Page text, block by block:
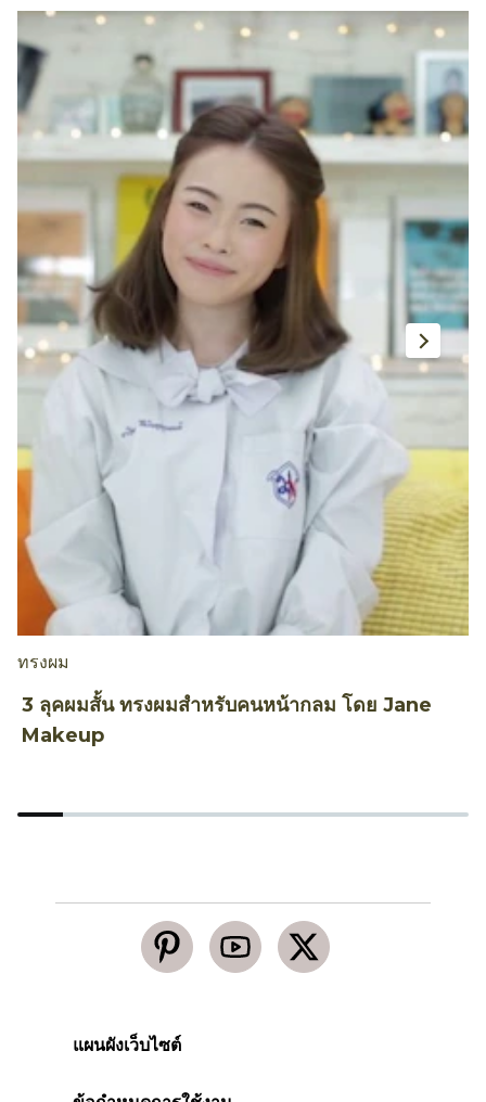
ทรงผม
3 ลุคผมสั้น ทรงผมสำหรับคนหน้ากลม โดย Jane
Makeup
แผนผังเว็บไซต์